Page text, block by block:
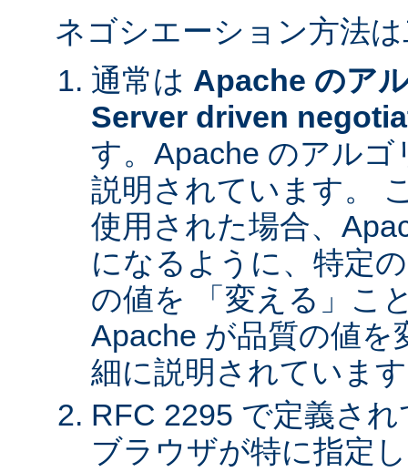
ネゴシエーション方法
通常は Apache のア
Server driven
す。Apache のアル
説明されています。
使用された場合、
になるように、特定
の値を 「変える」こ
Apache が品質の値を
細に説明されていま
RFC 2295 で定義さ
ブラウザが特に指定